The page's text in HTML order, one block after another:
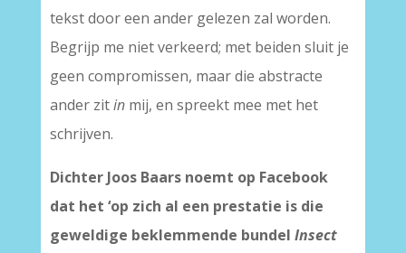
tekst door een ander gelezen zal worden.
Begrijp me niet verkeerd; met beiden sluit je
geen compromissen, maar die abstracte
ander zitinmij, en spreekt mee met het
schrijven.
Dichter Joos Baars noemt op Facebook
dat het ‘op zich al een prestatie is die
geweldige beklemmende bundel Insect